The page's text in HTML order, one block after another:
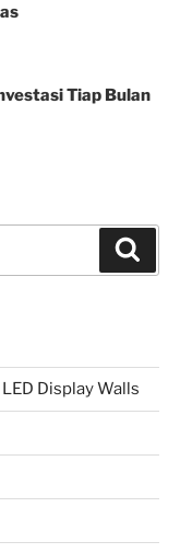
Tiap Bulan
Display Walls